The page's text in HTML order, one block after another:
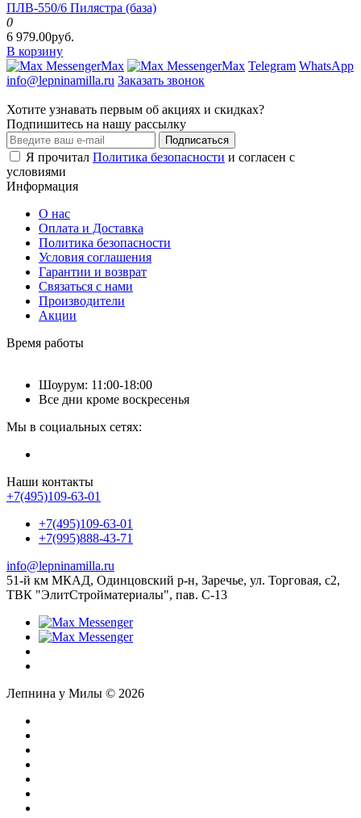
ПЛВ-550/6 Пилястра (база)
0
6 979.00руб.
В корзину
Max
Max Telegram WhatsApp
info@lepninamilla.ru Заказать звонок
Хотите узнавать первым об акциях и скидках?
Подпишитесь на нашу рассылку
Подписаться
Я прочитал Политика безопасности и согласен с
условиями
Информация
О нас
Оплата и Доставка
Политика безопасности
Условия соглашения
Гарантии и возврат
Связаться с нами
Производители
Акции
Время работы
Шоурум: 11:00-18:00
Все дни кроме воскресенья
Мы в социальных сетях:
Наши контакты
+7(495)109-63-01
+7(495)109-63-01
+7(995)888-43-71
info@lepninamilla.ru
51-й км МКАД, Одинцовский р-н, Заречье, ул. Торговая, с2,
ТВК "ЭлитСтройматериалы", пав. С-13
Лепнина у Милы © 2026